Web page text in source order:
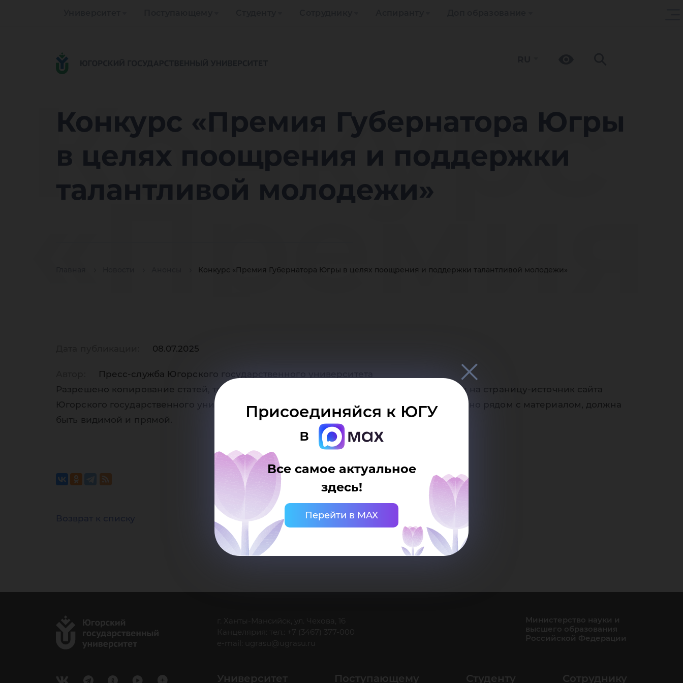
Конкурс «Премия Губернатора Югры
в целях поощрения и поддержки
талантливой молодежи»
Конкурс «Премия Губернатора Югры в целях поощрения и поддержки талантливой молодежи»
Конкурс
«Премия
Югры в
целях
Присоединяйся к ЮГУ
в
Все самое актуальное
здесь!
Перейти в MAX
08.07.2025
Пресс-служба Югорского государственного университета
Разрешено копирование статей, только при наличии активной (кликабельной) ссылки на страницу-источник сайта
Югорского государственного университета. Ссылка должна находиться непосредственно рядом с материалом, должна
быть видимой и прямой.
Возврат к списку
г. Ханты-Мансийск, ул. Чехова, 16
Канцелярия: тел.: +7 (3467) 377-000
e-mail:
ugrasu@ugrasu.ru
Министерство науки и
высшего образования
Российской Федерации
Университет Поступающему Студенту Сотруднику